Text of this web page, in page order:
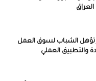
تؤهل الشباب لسوق العمل
والتطبيق العملي